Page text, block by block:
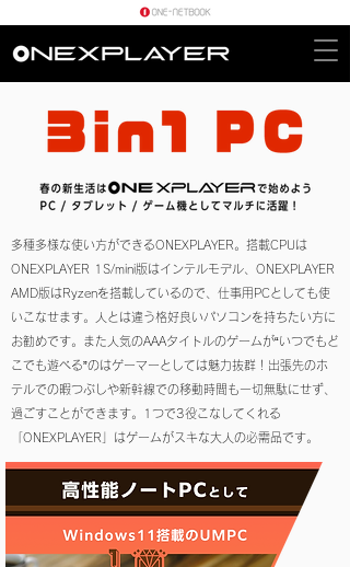
多種多様な使い方ができるONEXPLAYER。搭載CPUは
ONEXPLAYER 1S/mini版はインテルモデル、ONEXPLAYER
AMD版はRyzenを搭載 しているので、仕事用PCとしても使
いこなせます。人とは違う格好良いパソコンを持ちたい方に
お勧めです。また人気のAAAタイトルのゲームが“いつでもど
こでも遊べる”のはゲーマーとしては魅力抜群！出張先のホ
テルでの暇つぶしや新幹線での移動時間も一切無駄にせず、
過ごすことができます。1つで3役こなしてくれる
「ONEXPLAYER」はゲームがスキな大人の必需品です。